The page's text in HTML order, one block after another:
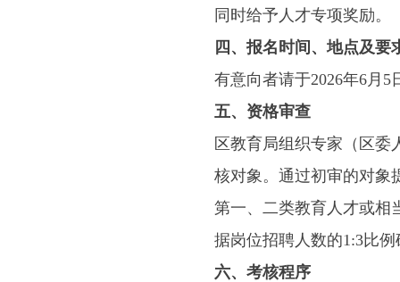
同时给予人才专项奖励。
四、报名时间、地点及要
有意向者请于2026年6月5
五、资格审查
区教育局组织专家（区
核对象。通过初审的对象
第一、二类教育人才或相
据岗位招聘人数的1:3比
六、考核程序